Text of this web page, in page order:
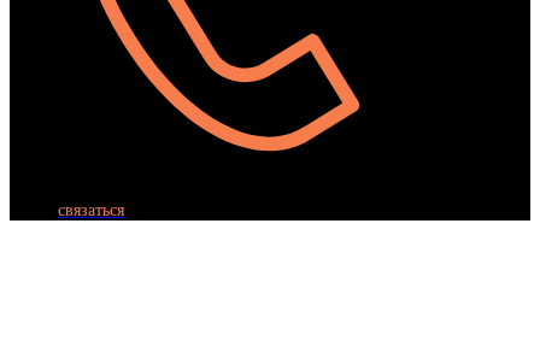
ОРГАНИЗАЦИЯ ПРАЗДНИКОВ
ПОДАРОЧНЫЕ СЕРТИФИКАТЫ
связаться